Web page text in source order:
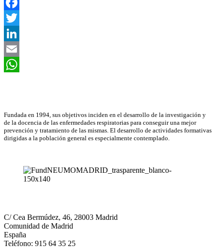
Facebook
Twitter
LinkedIn
Email
Fundada en 1994, sus objetivos inciden en el desarrollo de la investigación y
de la docencia de las enfermedades respiratorias para conseguir una mejor
prevención y tratamiento de las mismas. El desarrollo de actividades formativas
dirigidas a la población general es especialmente contemplado.
C/ Cea Bermúdez, 46, 28003 Madrid
Comunidad de Madrid
España
Teléfono: 915 64 35 25